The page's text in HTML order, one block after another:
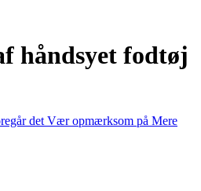
håndsyet fodtøj
det Vær opmærksom på Mere